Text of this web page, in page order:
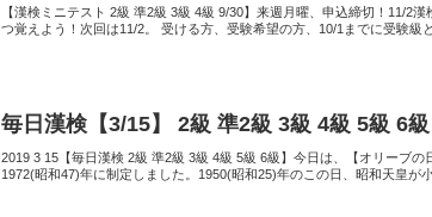
【漢検ミニテスト 2級 準2級 3級 4級 9/30】来週月曜、申込締切！11/2
つ覚えよう！次回は11/2。 受ける方、受験希望の方、10/1までに受験級
毎日漢検【3/15】 2級 準2級 3級 4級 5級 6級
2019 3 15【毎日漢検 2級 準2級 3級 4級 5級 6級】今日は、【オリーブ
1972(昭和47)年に制定しました。1950(昭和25)年のこの日、昭和天皇が